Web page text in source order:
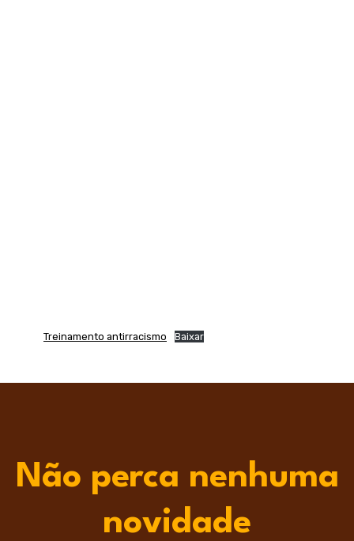
Treinamento antirracismo Baixar
Não perca nenhuma
novidade